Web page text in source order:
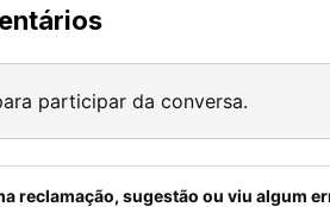
participar da conversa.
reclamação, sugestão ou viu algum